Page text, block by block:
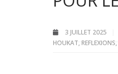
3 JUILLET 2025
HOUKAT, REFLEXIONS,